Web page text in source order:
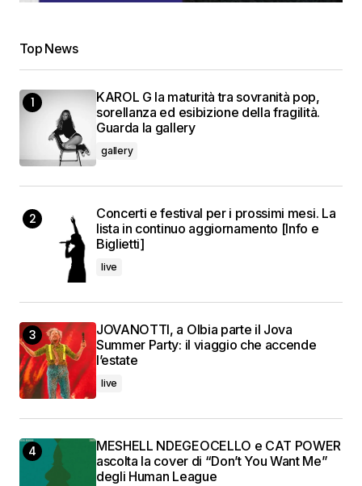
Top News
KAROL G la maturità tra sovranità pop,
sorellanza ed esibizione della fragilità.
Guarda la gallery
gallery
Concerti e festival per i prossimi mesi. La
lista in continuo aggiornamento [Info e
Biglietti]
live
JOVANOTTI, a Olbia parte il Jova
Summer Party: il viaggio che accende
l’estate
live
MESHELL NDEGEOCELLO e CAT POWER
ascolta la cover di “Don’t You Want Me”
degli Human League